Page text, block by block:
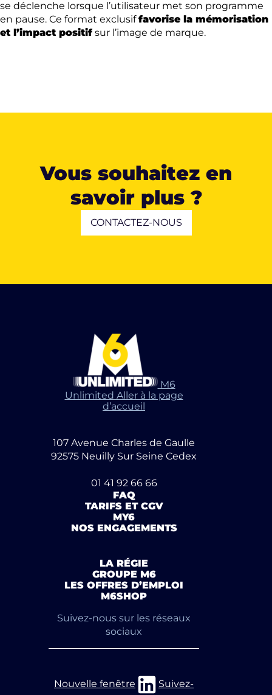
se déclenche lorsque l’utilisateur met son programme
en pause. Ce format exclusiffavorise la mémorisation
et l’impact positifsur l’image de marque.
Vous souhaitez en
savoir plus ?
CONTACTEZ-NOUS
M6
Unlimited Aller à la page
d’accueil
107 Avenue Charles de Gaulle
92575 Neuilly Sur Seine Cedex
01 41 92 66 66
FAQ
TARIFS ET CGV
MY6
NOS ENGAGEMENTS
LA RÉGIE
GROUPE M6
LES OFFRES D’EMPLOI
M6SHOP
Suivez-nous sur les réseaux
sociaux
Nouvelle fenêtre
Suivez-